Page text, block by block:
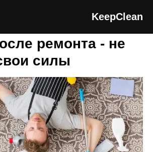
компании Keep Clean
ремонта - не
силы
KeepClean